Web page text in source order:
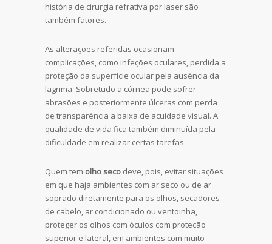
história de cirurgia refrativa por laser são
também fatores.
As alterações referidas ocasionam
complicações, como infeções oculares, perdida a
proteção da superfície ocular pela ausência da
lagrima. Sobretudo a córnea pode sofrer
abrasões e posteriormente úlceras com perda
de transparência a baixa de acuidade visual. A
qualidade de vida fica também diminuída pela
dificuldade em realizar certas tarefas.
Quem tem olho seco deve, pois, evitar situações
em que haja ambientes com ar seco ou de ar
soprado diretamente para os olhos, secadores
de cabelo, ar condicionado ou ventoinha,
proteger os olhos com óculos com proteção
superior e lateral, em ambientes com muito